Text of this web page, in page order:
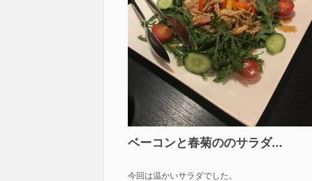
ベーコンと春菊ののサラダ...
今回は温かいサラダでした。